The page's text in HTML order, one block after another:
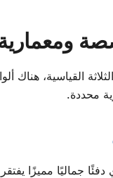
القياسية، هناك
محددة.
جماليًا مميزًا يفتقر